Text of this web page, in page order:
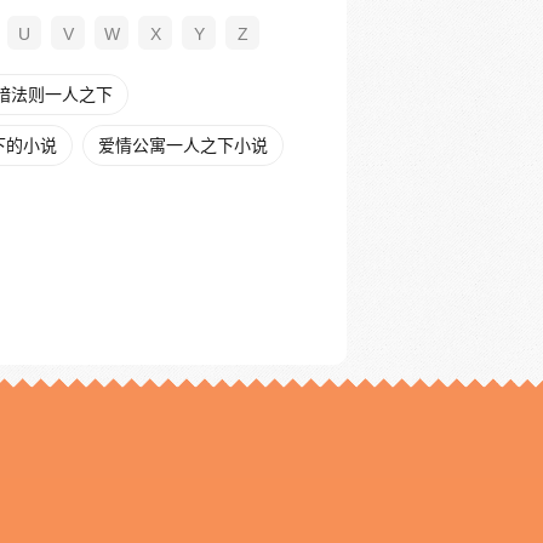
U V W X Y Z
法则一人之下
的小说 爱情公寓一人之下小说